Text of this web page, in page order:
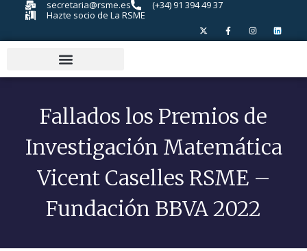
secretaria@rsme.es
(+34) 91 394 49 37
Hazte socio de La RSME
Fallados los Premios de
Investigación Matemática
Vicent Caselles RSME –
Fundación BBVA 2022